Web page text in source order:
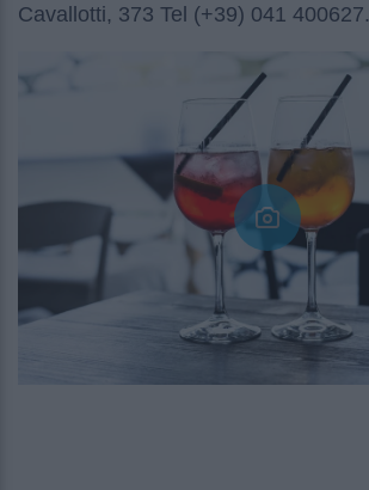
Cavallotti, 373 Tel (+39) 041 400627.